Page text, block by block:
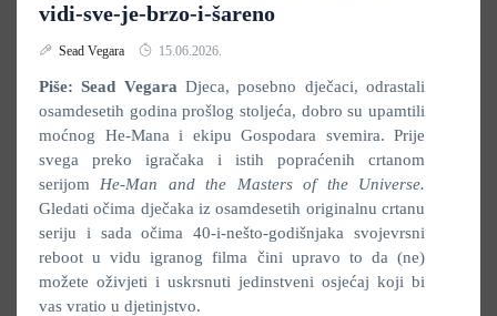
vidi-sve-je-brzo-i-šareno
Sead Vegara 15.06.2026.
Piše: Sead Vegara Djeca, posebno dječaci, odrastali
osamdesetih godina prošlog stoljeća, dobro su upamtili
moćnog He-Mana i ekipu Gospodara svemira. Prije
svega preko igračaka i istih popraćenih crtanom
serijom He-Man and the Masters of the Universe.
Gledati očima dječaka iz osamdesetih originalnu crtanu
seriju i sada očima 40-i-nešto-godišnjaka svojevrsni
reboot u vidu igranog filma čini upravo to da (ne)
možete oživjeti i uskrsnuti jedinstveni osjećaj koji bi
vas vratio u djetinjstvo.